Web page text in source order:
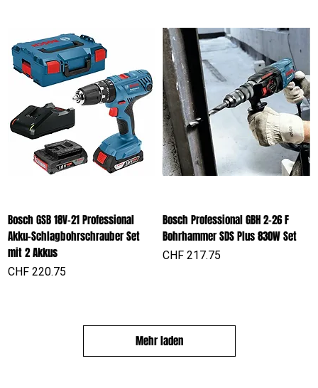
Bosch GSB 18V-21 Professional
Akku-Schlagbohrschrauber Set
mit 2 Akkus
Preis
CHF 220.75
Bosch Professional GBH 2-26 F
Bohrhammer SDS Plus 830W Set
Preis
CHF 217.75
Mehr laden